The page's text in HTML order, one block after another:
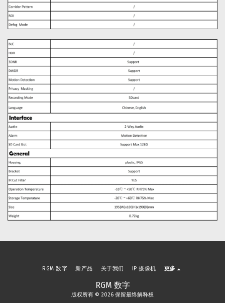
RGM 数字
版权所有 © 2026 保留最终解释权
RGM 数字 新产品 关于我们 IP 摄像机 更多